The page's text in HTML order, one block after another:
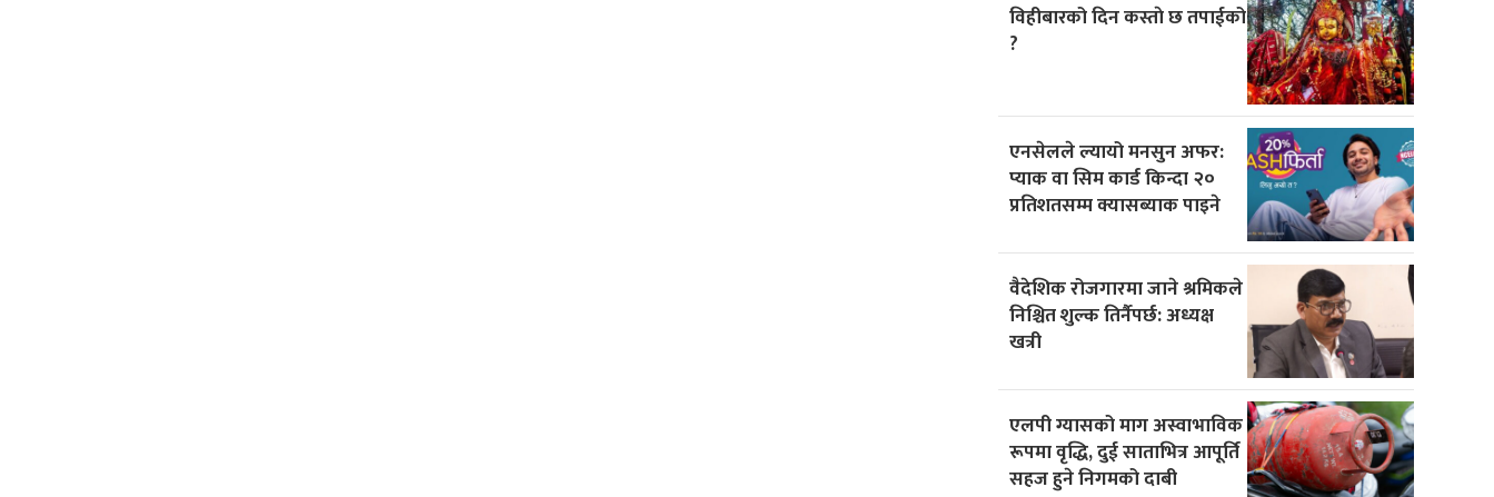
विहीबारको दिन कस्ताे छ तपाईको
?
एनसेलले ल्यायो मनसुन अफर:
प्याक वा सिम कार्ड किन्दा २०
प्रतिशतसम्म क्यासब्याक पाइने
वैदेशिक रोजगारमा जाने श्रमिकले
निश्चित शुल्क तिर्नैपर्छ: अध्यक्ष
खत्री
एलपी ग्यासको माग अस्वाभाविक
रूपमा वृद्धि, दुई साताभित्र आपूर्ति
सहज हुने निगमको दाबी